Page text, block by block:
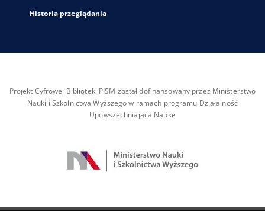
Historia przeglądania
Projekt Cyfrowej Biblioteki PISM został dofinansowany przez Ministerstwo
Nauki i Szkolnictwa Wyższego w ramach programu Działalność
Upowszechniająca Naukę